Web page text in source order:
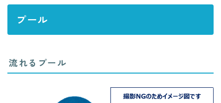
プール
流れるプール